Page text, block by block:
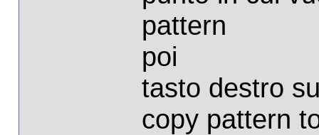
pattern
poi
tasto destro
copy pattern